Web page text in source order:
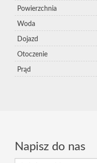
Powierzchnia
Woda
Dojazd
Otoczenie
Prąd
Napisz do nas